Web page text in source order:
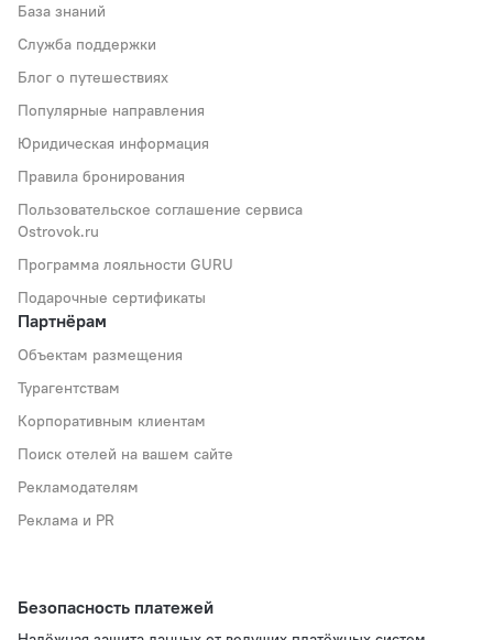
База знаний
Служба поддержки
Блог о путешествиях
Популярные направления
Юридическая информация
Правила бронирования
Пользовательское соглашение сервиса
Ostrovok.ru
Программа лояльности GURU
Подарочные сертификаты
Партнёрам
Объектам размещения
Турагентствам
Корпоративным клиентам
Поиск отелей на вашем сайте
Рекламодателям
Реклама и PR
Безопасность платежей